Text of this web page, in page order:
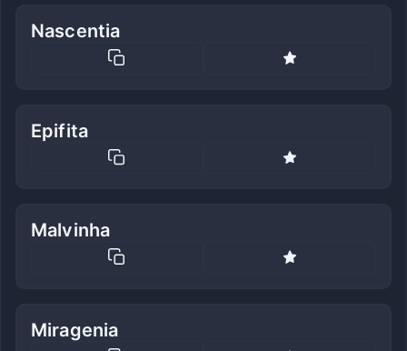
Nascentia
Epifita
Malvinha
Miragenia